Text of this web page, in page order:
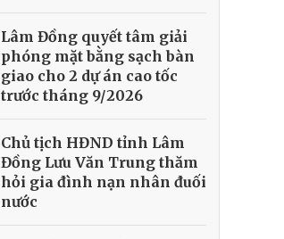
Lâm Đồng quyết tâm giải
phóng mặt bằng sạch bàn
giao cho 2 dự án cao tốc
trước tháng 9/2026
Chủ tịch HĐND tỉnh Lâm
Đồng Lưu Văn Trung thăm
hỏi gia đình nạn nhân đuối
nước